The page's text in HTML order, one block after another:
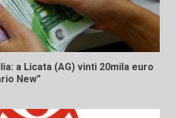
a Licata (AG) vinti 20mila euro
New”